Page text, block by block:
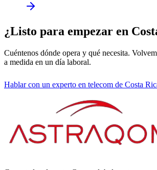
¿Listo para empezar en
Cuéntenos dónde opera y qué necesita.
a medida en un día laboral.
Hablar con un experto en telecom de Costa